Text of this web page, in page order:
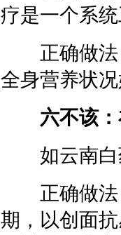
疗是一个系
正确做法
全身营养状
六不该
如云南白
正确做法
期，以创面